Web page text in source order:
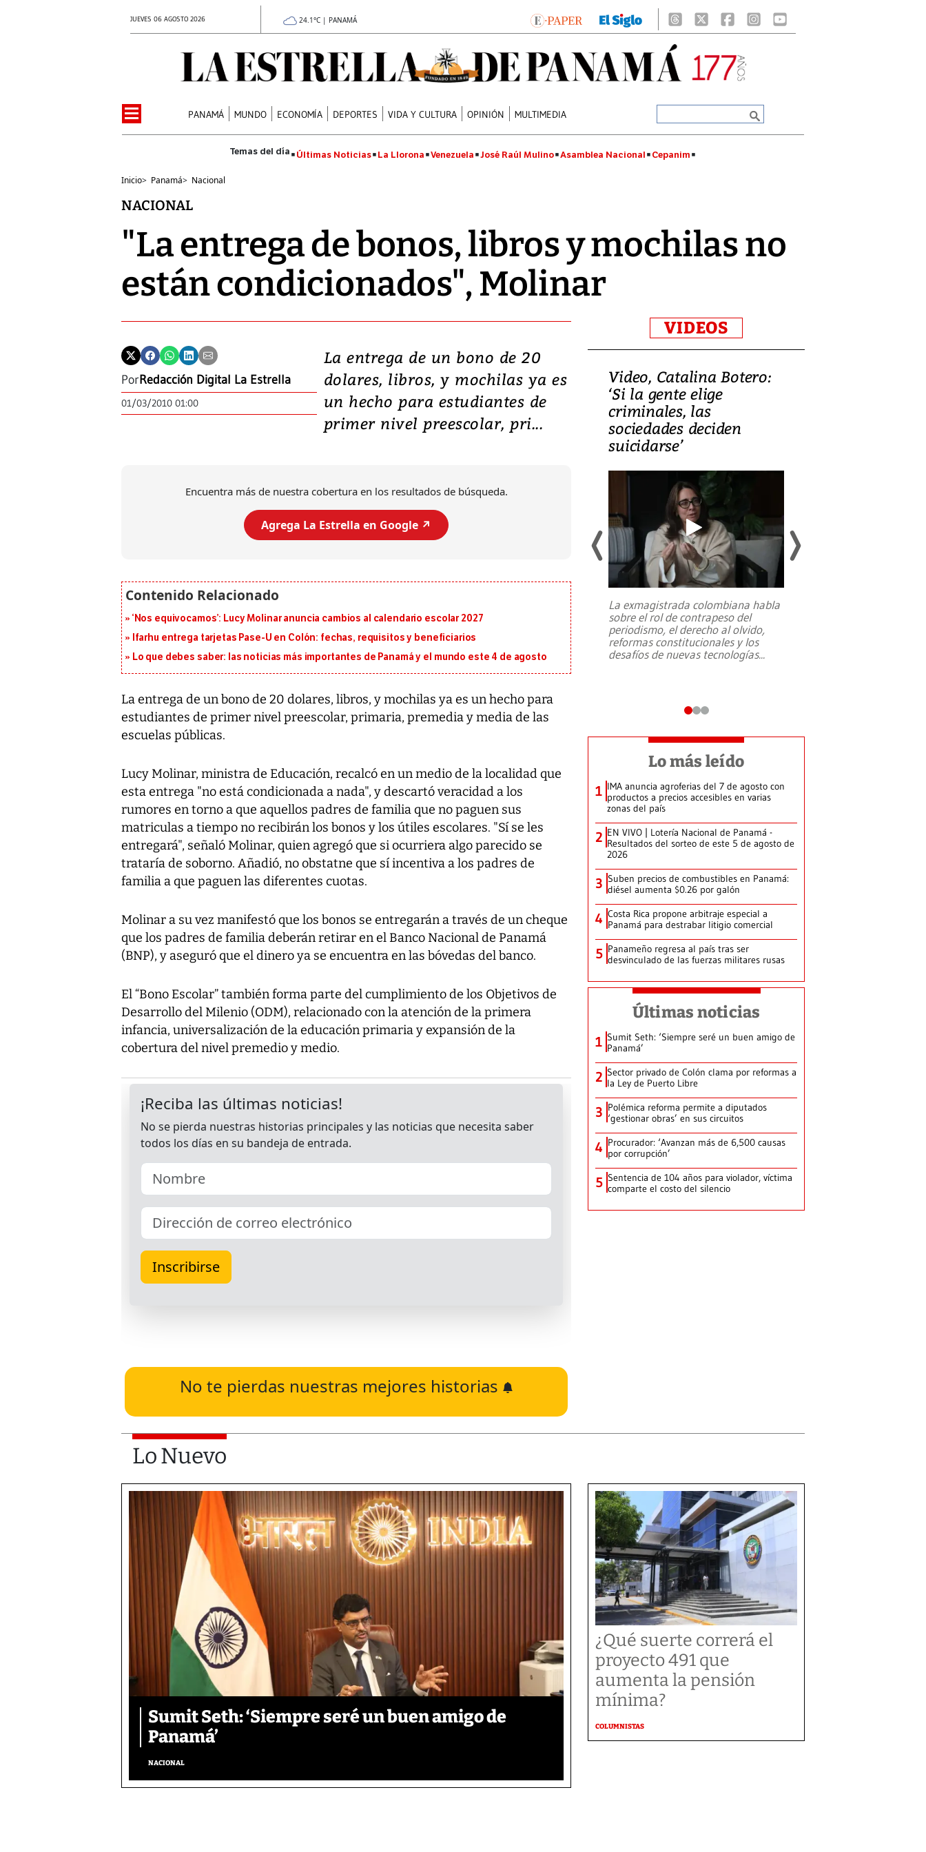
JUEVES 06 AGOSTO 2026 24.1°C | PANAMÁ
PANAMÁ MUNDO ECONOMÍA DEPORTES VIDA Y CULTURA OPINIÓN MULTIMEDIA
Últimas Noticias La Llorona Venezuela José Raúl Mulino Asamblea Nacional Cepanim
Inicio> Panamá> Nacional
NACIONAL
"La entrega de bonos, libros y mochilas no
están condicionados", Molinar
PorRedacción Digital La Estrella
01/03/2010 01:00
La entrega de un bono de 20
dolares, libros, y mochilas ya es
un hecho para estudiantes de
primer nivel preescolar, pri...
Encuentra más de nuestra cobertura en los resultados de búsqueda.
Agrega La Estrella en Google ↗️
‘Nos equivocamos’: Lucy Molinar anuncia cambios al calendario escolar 2027
Ifarhu entrega tarjetas Pase-U en Colón: fechas, requisitos y beneficiarios
Lo que debes saber: las noticias más importantes de Panamá y el mundo este 4 de agosto
La entrega de un bono de 20 dolares, libros, y mochilas ya es un hecho para
estudiantes de primer nivel preescolar, primaria, premedia y media de las
escuelas públicas.
Lucy Molinar, ministra de Educación, recalcó en un medio de la localidad que
esta entrega "no está condicionada a nada", y descartó veracidad a los
rumores en torno a que aquellos padres de familia que no paguen sus
matriculas a tiempo no recibirán los bonos y los útiles escolares. "Sí se les
entregará", señaló Molinar, quien agregó que si ocurriera algo parecido se
trataría de soborno. Añadió, no obstatne que sí incentiva a los padres de
familia a que paguen las diferentes cuotas.
Molinar a su vez manifestó que los bonos se entregarán a través de un cheque
que los padres de familia deberán retirar en el Banco Nacional de Panamá
(BNP), y aseguró que el dinero ya se encuentra en las bóvedas del banco.
El “Bono Escolar” también forma parte del cumplimiento de los Objetivos de
Desarrollo del Milenio (ODM), relacionado con la atención de la primera
infancia, universalización de la educación primaria y expansión de la
cobertura del nivel premedio y medio.
No te pierdas nuestras mejores historias
VIDEOS
Video, Japón: Terremoto
deja heridos y graves
daños en Kumamoto
7,1 se registró este martes 28 de
emergencia de gran
Video, Catalina Botero:
‘Si la gente elige
criminales, las
sociedades deciden
suicidarse’
La exmagistrada colombiana habla
sobre el rol de contrapeso del
periodismo, el derecho al olvido,
reformas constitucionales y los
desafíos de nuevas tecnologías...
Lo más leído
1 IMA anuncia agroferias del 7 de agosto con
productos a precios accesibles en varias
zonas del país
2 EN VIVO | Lotería Nacional de Panamá -
Resultados del sorteo de este 5 de agosto de
2026
3 Suben precios de combustibles en Panamá:
diésel aumenta $0.26 por galón
4 Costa Rica propone arbitraje especial a
Panamá para destrabar litigio comercial
5 Panameño regresa al país tras ser
desvinculado de las fuerzas militares rusas
Últimas noticias
1 Sumit Seth: ‘Siempre seré un buen amigo de
Panamá’
2 Sector privado de Colón clama por reformas a
la Ley de Puerto Libre
3 Polémica reforma permite a diputados
‘gestionar obras’ en sus circuitos
4 Procurador: ‘Avanzan más de 6,500 causas
por corrupción’
5 Sentencia de 104 años para violador, víctima
comparte el costo del silencio
Lo Nuevo
Sumit Seth: ‘Siempre seré un buen amigo de
Panamá’
NACIONAL
¿Qué suerte correrá el
proyecto 491 que
aumenta la pensión
mínima?
COLUMNISTAS